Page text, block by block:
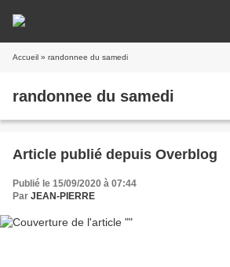
Accueil » randonnee du samedi
randonnee du samedi
Article publié depuis Overblog
Publié le 15/09/2020 à 07:44
Par JEAN-PIERRE